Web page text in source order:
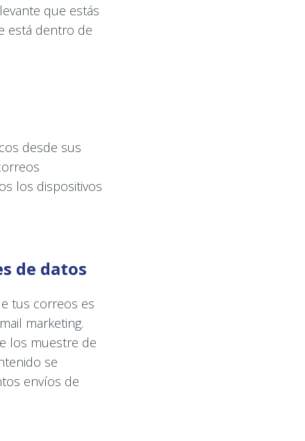
que estás
está dentro de
desde sus
los dispositivos
de datos
tus correos es
marketing.
los muestre de
se
envíos de